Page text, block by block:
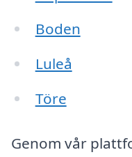
Boden
Luleå
Töre
Genom vår